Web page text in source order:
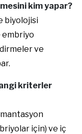
kim yapar?
biyolojisi
embriyo
ve
kriterler
için) ve iç